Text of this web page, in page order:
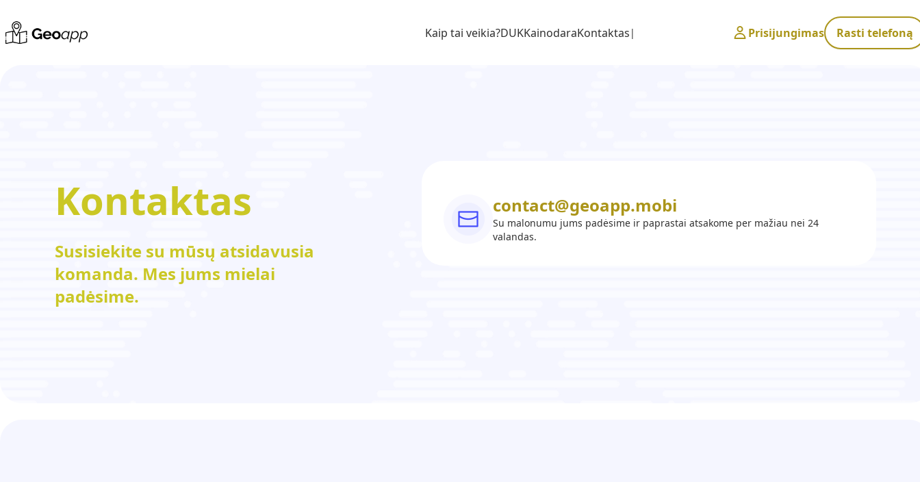
Kaip tai veikia?DUKKainodaraKontaktas Prisijungimas Rasti telefoną
Kontaktas
Susisiekite su mūsų atsidavusia
komanda. Mes jums mielai
padėsime.
contact@geoapp.mobi
Su malonumu jums padėsime ir paprastai atsakome per mažiau nei 24
valandas.